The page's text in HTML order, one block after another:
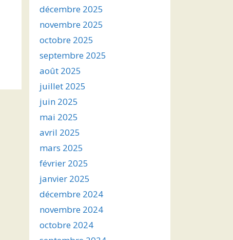
décembre 2025
novembre 2025
octobre 2025
septembre 2025
août 2025
juillet 2025
juin 2025
mai 2025
avril 2025
mars 2025
février 2025
janvier 2025
décembre 2024
novembre 2024
octobre 2024